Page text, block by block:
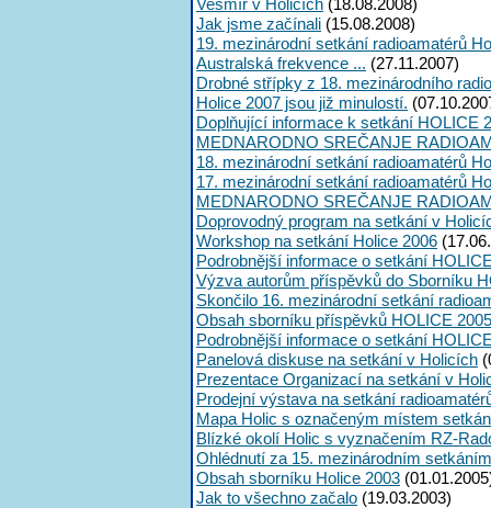
Vesmír v Holicích (18.08.2008)
Jak jsme začínali (15.08.2008)
19. mezinárodní setkání radioamatérů
Australská frekvence ... (27.11.2007)
Drobné střípky z 18. mezinárodního
Holice 2007 jsou již minulostí.
Doplňující informace k setkání HOLICE
MEDNARODNO SREČANJE
18. mezinárodní setkání radioamatérů
17. mezinárodní setkání radioamatérů
MEDNARODNO SREČANJE
Doprovodný program na setkání v
Workshop na setkání Holice 2006
Podrobnější informace o setkání
Výzva autorům příspěvků do Sborníku
Skončilo 16. mezinárodní setkání
Obsah sborníku příspěvků HOLICE 2005
Podrobnější informace o setkání
Panelová diskuse na setkání v Holicích
Prezentace Organizací na setkání v
Prodejní výstava na setkání
Mapa Holic s označeným místem
Blízké okolí Holic s vyznačením RZ-
Ohlédnutí za 15. mezinárodním
Obsah sborníku Holice 2003
Jak to všechno začalo (19.03.2003)